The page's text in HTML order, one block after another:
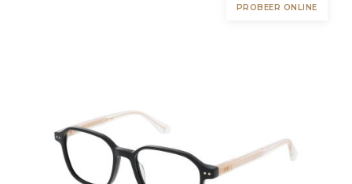
PROBEER ONLINE